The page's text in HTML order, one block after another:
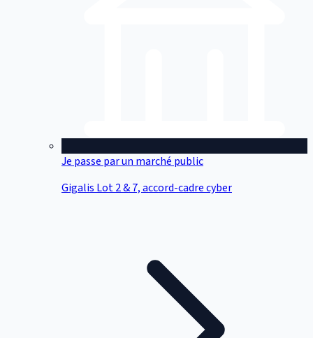
Je passe par un marché public
Gigalis Lot 2 & 7, accord-cadre cyber